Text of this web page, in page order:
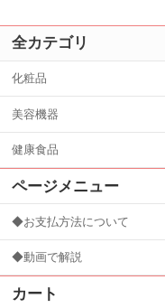
全カテゴリ
化粧品
美容機器
健康食品
ページメニュー
◆お支払方法について
◆動画で解説
カート